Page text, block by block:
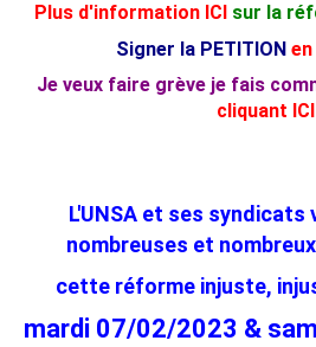
Plus d'information ICI sur la
Signer la PETITION
Je veux faire grève je fais
cliquant ICI
L'UNSA et ses
nombreuses et
cette réforme injuste,
mardi 07/02/2023 &